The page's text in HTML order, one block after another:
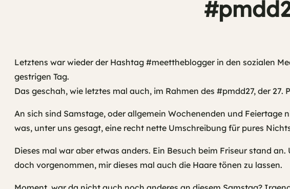
Letztens war wieder der Hashtag #meettheblogger in den sozialen
gestrigen Tag.
Das geschah, wie letztes mal auch, im Rahmen des #pmdd27, der 27.
An sich sind Samstage, oder allgemein Wochenenden und
was, unter uns gesagt, eine recht nette Umschreibung für pures
Dieses mal war aber etwas anders. Ein Besuch beim Friseur stand
doch vorgenommen, mir dieses mal auch die Haare tönen zu lassen.